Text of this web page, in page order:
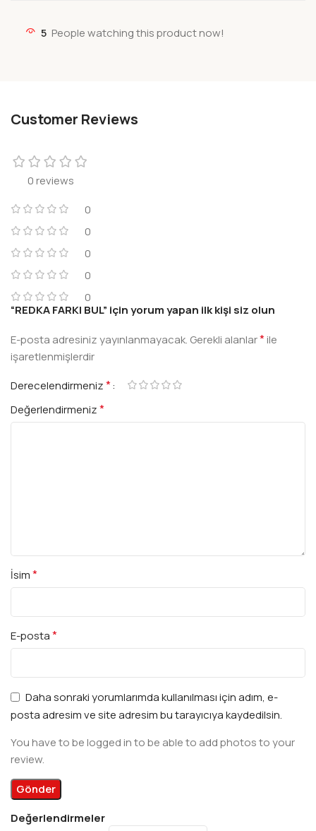
5 People watching this product now!
Customer Reviews
0 reviews
0
0
0
0
0
Değerlendirmeler
“REDKA FARKI BUL” için yorum yapan ilk kişi siz olun
E-posta adresiniz yayınlanmayacak. Gerekli alanlar*ile
işaretlenmişlerdir
Derecelendirmeniz*
Değerlendirmeniz*
İsim*
E-posta*
Daha sonraki yorumlarımda kullanılması için adım, e-
posta adresim ve site adresim bu tarayıcıya kaydedilsin.
You have to be logged in to be able to add photos to your
review.